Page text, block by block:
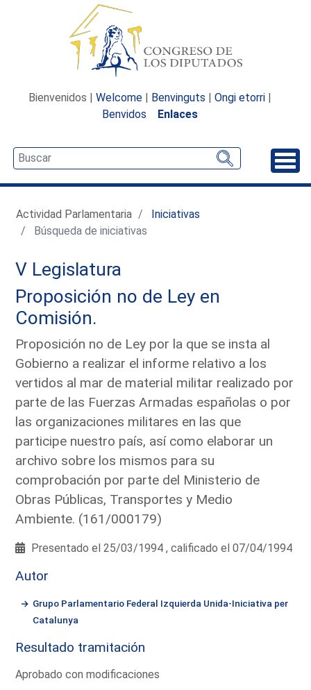
Bienvenidos | Welcome | Benvinguts | Ongi etorri |
Benvidos
Enlaces
Actividad Parlamentaria
Iniciativas
Búsqueda de iniciativas
V Legislatura
Proposición no de Ley en
Comisión.
Proposición no de Ley por la que se insta al
Gobierno a realizar el informe relativo a los
vertidos al mar de material militar realizado por
parte de las Fuerzas Armadas españolas o por
las organizaciones militares en las que
participe nuestro país, así como elaborar un
archivo sobre los mismos para su
comprobación por parte del Ministerio de
Obras Públicas, Transportes y Medio
Ambiente. (161/000179)
Presentado el 25/03/1994 , calificado el 07/04/1994
Autor
Grupo Parlamentario Federal Izquierda Unida-Iniciativa per
Catalunya
Resultado tramitación
Aprobado con modificaciones